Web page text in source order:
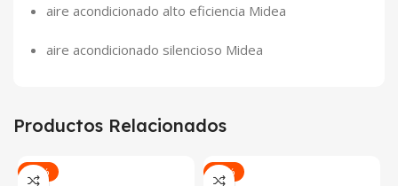
aire acondicionado alto eficiencia Midea
aire acondicionado silencioso Midea
Productos Relacionados
-24% -15%